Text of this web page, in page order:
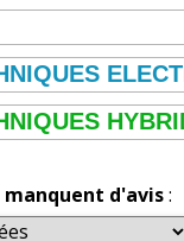
manquent d'avis: